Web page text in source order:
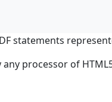
statements
processor of